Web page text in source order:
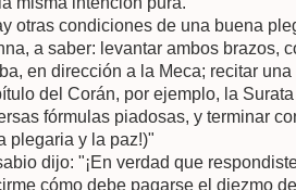
otras condiciones de una buena
a saber: levantar ambos brazos,
en dirección a la Meca; recitar
del Corán, por ejemplo, la
fórmulas piadosas, y terminar
plegaria y la paz!)"
dijo: "¡En verdad que
cómo debe pagarse el diezmo